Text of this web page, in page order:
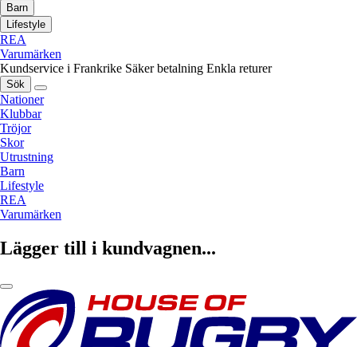
Barn
Lifestyle
REA
Varumärken
Kundservice i Frankrike Säker betalning Enkla returer
Sök
Nationer
Klubbar
Tröjor
Skor
Utrustning
Barn
Lifestyle
REA
Varumärken
Lägger till i kundvagnen...